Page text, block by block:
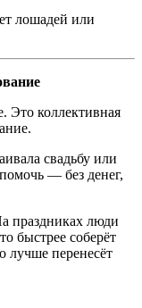
лошадей или
Это коллективная
свадьбу или
— без денег,
праздниках люди
быстрее соберёт
лучше перенесёт